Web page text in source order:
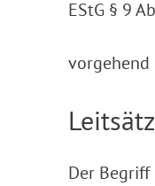
EStG § 9
vorgehend
Der